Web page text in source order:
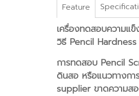
Feature
เครื่องทดสอบความแ
วิธี Pencil Hardness
การทดสอบ Pencil
ดินสอ หรือแนวทางกา
supplier ขาดความส